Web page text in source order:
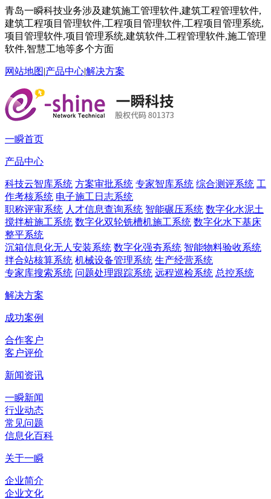
青岛一瞬科技业务涉及建筑施工管理软件,建筑工程管理软件,
建筑工程项目管理软件,工程项目管理软件,工程项目管理系统,
项目管理软件,项目管理系统,建筑软件,工程管理软件,施工管理
软件,智慧工地等多个方面
网站地图|产品中心|解决方案
一瞬首页
产品中心
科技云智库系统 方案审批系统 专家智库系统 综合测评系统 工
作考核系统 电子施工日志系统
职称评审系统 人才信息查询系统 智能碾压系统 数字化水泥土
搅拌桩施工系统 数字化双轮铣槽机施工系统 数字化水下基床
整平系统
沉箱信息化无人安装系统 数字化强夯系统 智能物料验收系统
拌合站核算系统 机械设备管理系统 生产经营系统
专家库搜索系统 问题处理跟踪系统 远程巡检系统 总控系统
解决方案
成功案例
合作客户
客户评价
新闻资讯
一瞬新闻
行业动态
常见问题
信息化百科
关于一瞬
企业简介
企业文化